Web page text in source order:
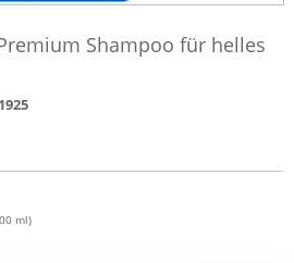
Shampoo für helles
1925
ml)